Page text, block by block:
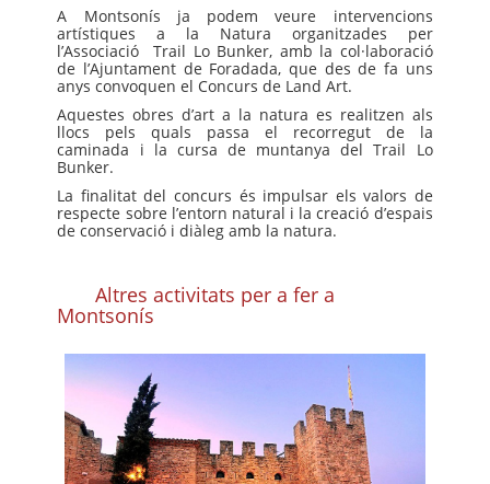
A Montsonís ja podem veure intervencions
artístiques a la Natura organitzades per
l’Associació Trail Lo Bunker, amb la col·laboració
de l’Ajuntament de Foradada, que des de fa uns
anys convoquen el Concurs de Land Art.
Aquestes obres d’art a la natura es realitzen als
llocs pels quals passa el recorregut de la
caminada i la cursa de muntanya del Trail Lo
Bunker.
La finalitat del concurs és impulsar els valors de
respecte sobre l’entorn natural i la creació d’espais
de conservació i diàleg amb la natura.
Altres activitats per a fer a
Montsonís